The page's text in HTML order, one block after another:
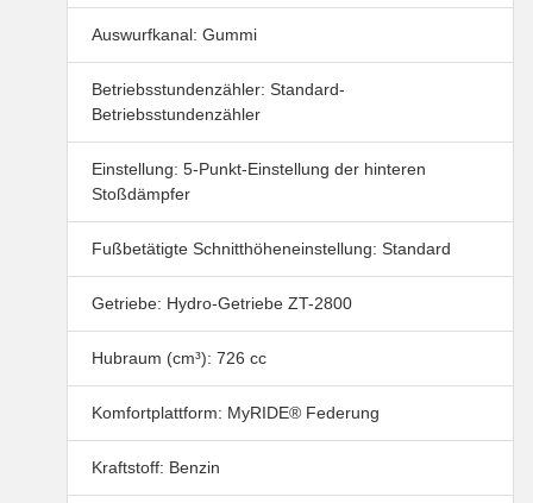
Auswurfkanal: Gummi
Betriebsstundenzähler: Standard-
Betriebsstundenzähler
Einstellung: 5-Punkt-Einstellung der hinteren
Stoßdämpfer
Fußbetätigte Schnitthöheneinstellung: Standard
Getriebe: Hydro-Getriebe ZT-2800
Hubraum (cm³): 726 cc
Komfortplattform: MyRIDE® Federung
Kraftstoff: Benzin